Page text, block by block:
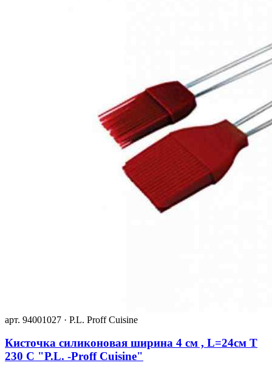
арт. 94001027 · P.L. Proff Cuisine
Кисточка силиконовая ширина 4 см , L=24см T
230 С "P.L. -Proff Cuisine"